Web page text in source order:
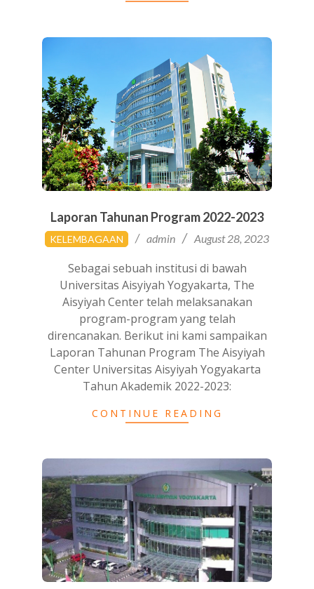
Laporan Tahunan Program 2022-2023
2023-
08-
KELEMBAGAAN admin August 28, 2023
Sebagai sebuah institusi di bawah
Universitas Aisyiyah Yogyakarta, The
Aisyiyah Center telah melaksanakan
program-program yang telah
direncanakan. Berikut ini kami sampaikan
Laporan Tahunan Program The Aisyiyah
Center Universitas Aisyiyah Yogyakarta
Tahun Akademik 2022-2023:
CONTINUE READING